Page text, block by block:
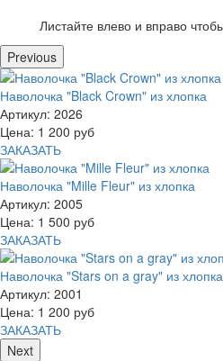
Листайте влево и вправо
Previous
Наволочка "Black Crown" из хлопка
Артикул: 2026
Цена: 1 200 руб
ЗАКАЗАТЬ
Наволочка "Mille Fleur" из хлопка
Артикул: 2005
Цена: 1 500 руб
ЗАКАЗАТЬ
Наволочка "Stars on a gray" из хлопка
Артикул: 2001
Цена: 1 200 руб
ЗАКАЗАТЬ
Next